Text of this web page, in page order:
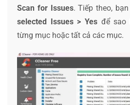
Scan for Issues. Tiếp theo,
selected Issues > Yes để sao
từng mục hoặc tất cả các mục.